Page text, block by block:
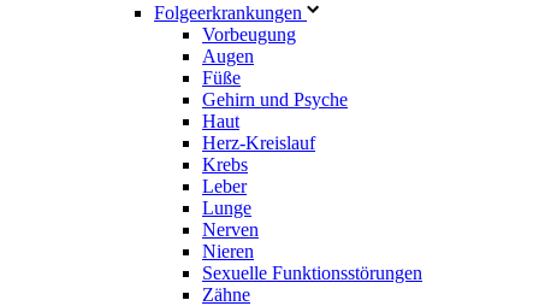
Folgeerkrankungen
Vorbeugung
Augen
Füße
Gehirn und Psyche
Haut
Herz-Kreislauf
Krebs
Leber
Lunge
Nerven
Nieren
Sexuelle Funktionsstörungen
Zähne